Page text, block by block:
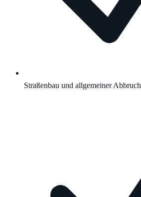
Straßenbau und allgemeiner Abbruch